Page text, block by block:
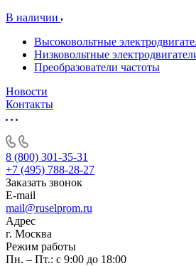
В наличии
Высоковольтные
Низковольтные
Преобразователи частоты
Новости
Контакты
8 (800) 301-35-31
+7 (495) 788-28-27
Заказать звонок
E-mail
mail@ruselprom.ru
Адрес
г. Москва
Режим работы
Пн. – Пт.: с 9:00 до 18:00